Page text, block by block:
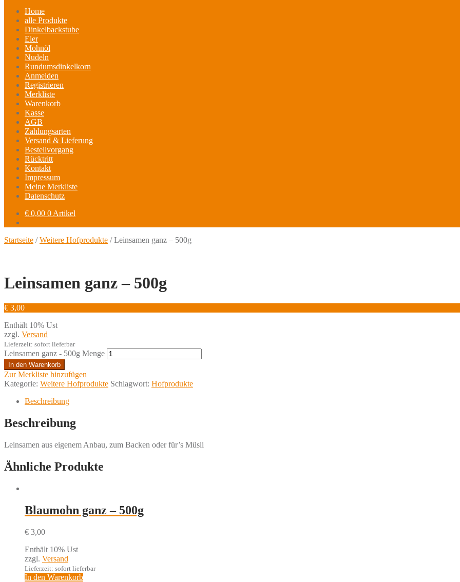
Home
alle Produkte
Dinkelbackstube
Eier
Mohnöl
Nudeln
Rundumsdinkelkorn
Anmelden
Registrieren
Merkliste
Warenkorb
Kasse
AGB
Zahlungsarten
Versand & Lieferung
Bestellvorgang
Rücktritt
Kontakt
Impressum
Meine Merkliste
Datenschutz
€ 0,00 0 Artikel
Startseite /Weitere Hofprodukte / Leinsamen ganz – 500g
Leinsamen ganz – 500g
€ 3,00
Enthält 10% Ust
zzgl. Versand
Lieferzeit: sofort lieferbar
Leinsamen ganz - 500g Menge
In den Warenkorb
Zur Merkliste hinzufügen
Kategorie: Weitere Hofprodukte Schlagwort: Hofprodukte
Beschreibung
Beschreibung
Leinsamen aus eigenem Anbau, zum Backen oder für’s Müsli
Ähnliche Produkte
Blaumohn ganz – 500g
€ 3,00
Enthält 10% Ust
zzgl. Versand
Lieferzeit: sofort lieferbar
In den Warenkorb